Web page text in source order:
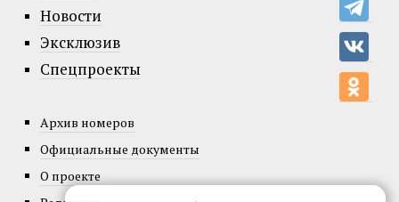
Новости
Эксклюзив
Спецпроекты
Архив номеров
Официальные документы
О проекте